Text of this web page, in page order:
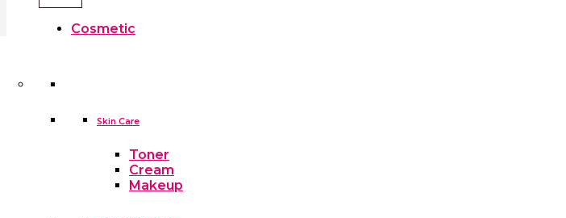
Cosmetic
Skin Care
Toner
Cream
Makeup
Household